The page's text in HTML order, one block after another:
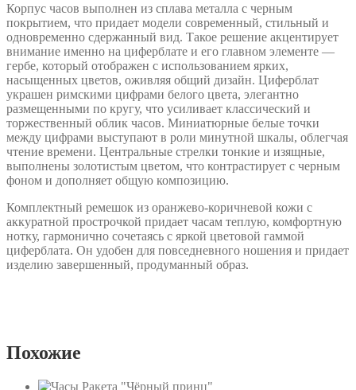
Корпус часов выполнен из сплава металла с черным
покрытием, что придает модели современный, стильный и
одновременно сдержанный вид. Такое решение акцентирует
внимание именно на циферблате и его главном элементе —
гербе, который отображен с использованием ярких,
насыщенных цветов, оживляя общий дизайн. Циферблат
украшен римскими цифрами белого цвета, элегантно
размещенными по кругу, что усиливает классический и
торжественный облик часов. Миниатюрные белые точки
между цифрами выступают в роли минутной шкалы, облегчая
чтение времени. Центральные стрелки тонкие и изящные,
выполнены золотистым цветом, что контрастирует с черным
фоном и дополняет общую композицию.
Комплектный ремешок из оранжево-коричневой кожи с
аккуратной прострочкой придает часам теплую, комфортную
нотку, гармонично сочетаясь с яркой цветовой гаммой
циферблата. Он удобен для повседневного ношения и придает
изделию завершенный, продуманный образ.
Похожие